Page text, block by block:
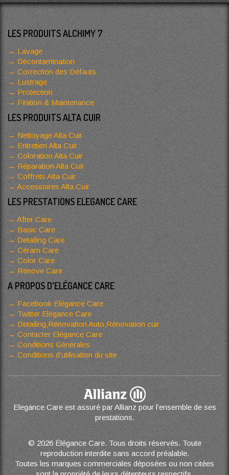
LES PRODUITS ALCHIMY 7
Lavage
Décontamination
Correction des Défauts
Lustrage
Protection
Finition & Maintenance
LES PRODUITS ALTA CUIR
Nettoyage Alta Cuir
Entretien Alta Cuir
Coloration Alta Cuir
Réparation Alta Cuir
Coffrets Alta Cuir
Accessoires Alta Cuir
LES PRESTATIONS ELEGANCE CARE
After Care
Basic Care
Detailing Care
Céram Care
Color Care
Renove Care
A PROPOS D'ELÉGANCE CARE
Facebook Elégance Care
Twitter Elégance Care
Detailing,Rénovation Auto,Rénovation cuir
Contacter Elégance Care
Conditions Générales
Conditions d’utilisation du site
Elegance Care est assuré par Allianz pour l'ensemble de ses
prestations.
© 2026 Élégance Care. Tous droits réservés. Toute
reproduction interdite sans accord préalable.
Toutes les marques commerciales déposées ou non citées